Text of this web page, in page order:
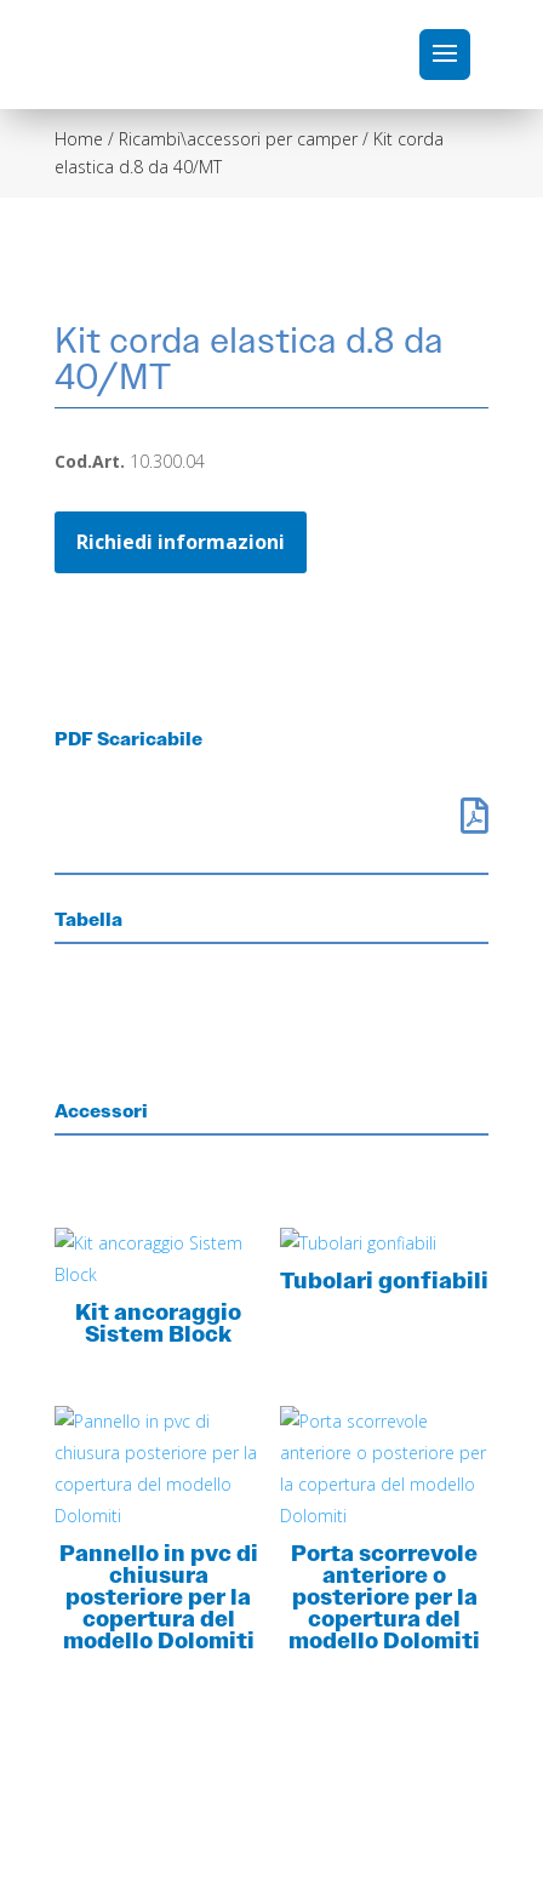
Home / Ricambi\accessori per camper/ Kit corda
elastica d.8 da 40/MT
Kit corda elastica d.8 da
40/MT
Cod.Art. 10.300.04
Richiedi informazioni
PDF Scaricabile

Tabella
Accessori
Kit ancoraggio
Sistem Block
Tubolari gonfiabili
Pannello in pvc di
chiusura
posteriore per la
copertura del
modello Dolomiti
Porta scorrevole
anteriore o
posteriore per la
copertura del
modello Dolomiti